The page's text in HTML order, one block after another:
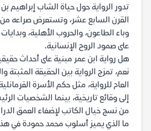
تدور الرواية حول حياة الشاب إبراهيم
القرن السابع عشر، وتستعرض صراعه من
وباء الطاعون، والحروب الأهلية،
على صمود الروح الإنسانية.
هل رواية ابن عمر مبنية على أحداث
نعم، تمزج الرواية بين الحقيقة المثبتة
العام للرواية، مثل حكم الأسرة
إلى وقائع تاريخية، بينما الشخصيات
من نسج خيال الكاتب لإضفاء العمق
ما الذي يميز أسلوب محمد حمودة في